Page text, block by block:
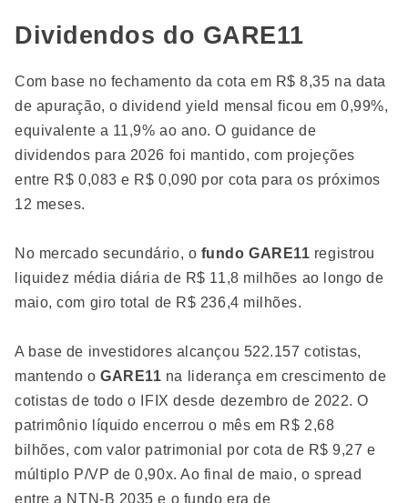
Dividendos do GARE11
Com base no fechamento da cota em R$ 8,35 na data
de apuração, o dividend yield mensal ficou em 0,99%,
equivalente a 11,9% ao ano. O guidance de
dividendos para 2026 foi mantido, com projeções
entre R$ 0,083 e R$ 0,090 por cota para os próximos
12 meses.
No mercado secundário, o fundo GARE11 registrou
liquidez média diária de R$ 11,8 milhões ao longo de
maio, com giro total de R$ 236,4 milhões.
A base de investidores alcançou 522.157 cotistas,
mantendo oGARE11 na liderança em crescimento de
cotistas de todo o IFIX desde dezembro de 2022. O
patrimônio líquido encerrou o mês em R$ 2,68
bilhões, com valor patrimonial por cota de R$ 9,27 e
múltiplo P/VP de 0,90x. Ao final de maio, o spread
entre a NTN-B 2035 e o fundo era de